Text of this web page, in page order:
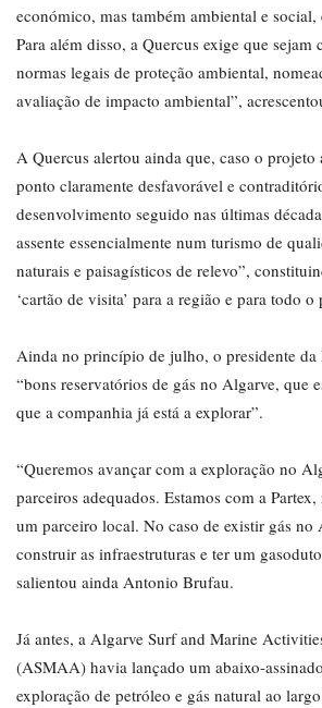
económico, mas também ambiental e social,
Para além disso, a Quercus exige que sejam
normas legais de proteção ambiental,
avaliação de impacto ambiental”,
A Quercus alertou ainda que, caso o projeto
ponto claramente desfavorável e
desenvolvimento seguido nas últimas
assente essencialmente num turismo de
naturais e paisagísticos de relevo”,
‘cartão de visita’ para a região e para todo o
Ainda no princípio de julho, o presidente da
“bons reservatórios de gás no Algarve, que
que a companhia já está a explorar”.
“Queremos avançar com a exploração no
parceiros adequados. Estamos com a
um parceiro local. No caso de existir gás no
construir as infraestruturas e ter um
salientou ainda Antonio Brufau.
Já antes, a Algarve Surf and Marine
(ASMAA) havia lançado um abaixo-
exploração de petróleo e gás natural ao